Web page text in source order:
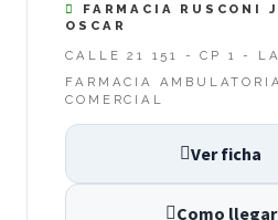
FARMACIA RUSCONI
OSCAR
CALLE 21 151 - CP 1 -
FARMACIA AMBULATORIA
COMERCIAL
Ver ficha
Como llegar